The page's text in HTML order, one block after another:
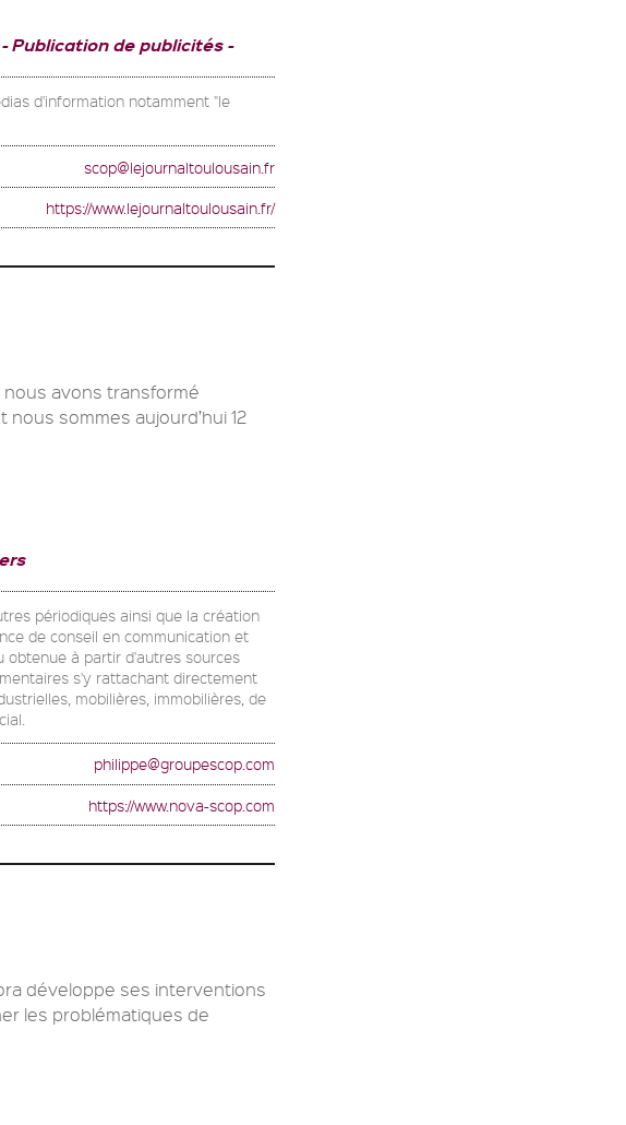
Publication de publicités
d'information notamment "le
scop@lejournaltoulousain.fr
https://www.lejournaltoulousain.fr/
nous avons transformé
nous sommes aujourd’hui 12
périodiques ainsi que la création
de conseil en communication et
obtenue à partir d'autres sources
s'y rattachant directement
mobilières, immobilières, de
philippe@groupescop.com
https://www.nova-scop.com
développe ses interventions
les problématiques de